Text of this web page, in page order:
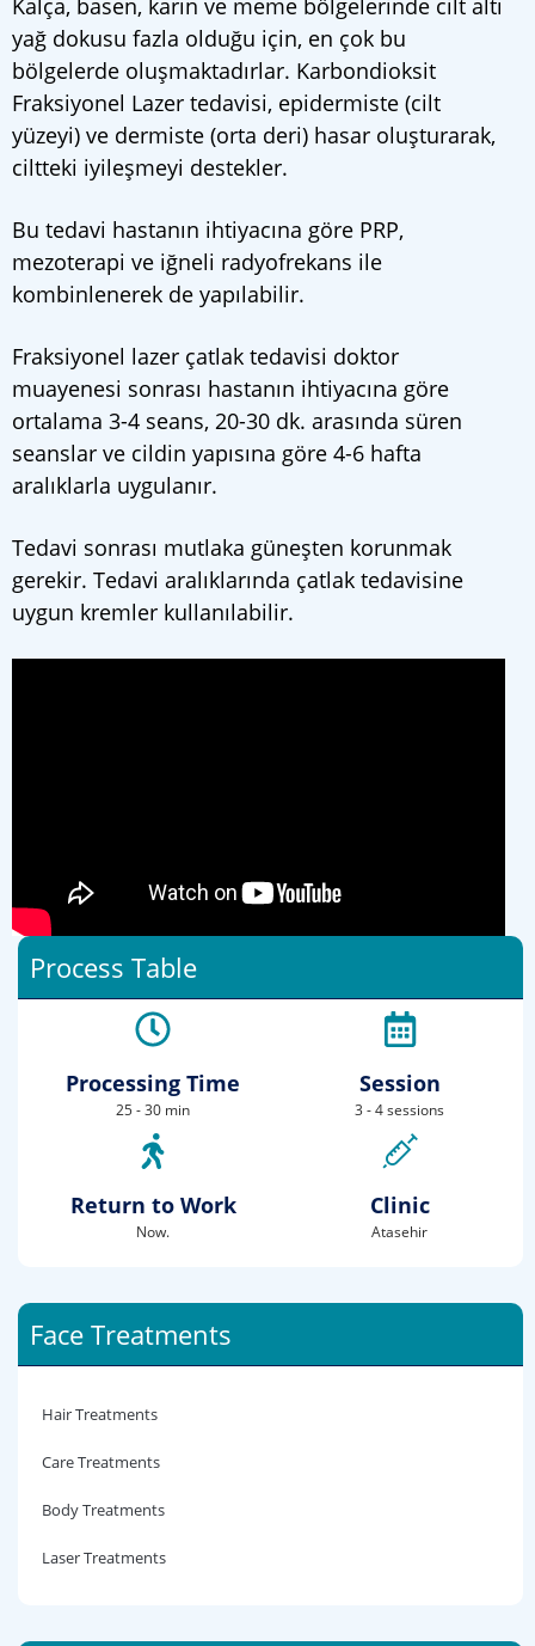
Kalça, basen, karın ve meme bölgelerinde cilt altı
yağ dokusu fazla olduğu için, en çok bu
bölgelerde oluşmaktadırlar. Karbondioksit
Fraksiyonel Lazer tedavisi, epidermiste (cilt
yüzeyi) ve dermiste (orta deri) hasar oluşturarak,
ciltteki iyileşmeyi destekler.
Bu tedavi hastanın ihtiyacına göre PRP,
mezoterapi ve iğneli radyofrekans ile
kombinlenerek de yapılabilir.
Fraksiyonel lazer çatlak tedavisi doktor
muayenesi sonrası hastanın ihtiyacına göre
ortalama 3-4 seans, 20-30 dk. arasında süren
seanslar ve cildin yapısına göre 4-6 hafta
aralıklarla uygulanır.
Tedavi sonrası mutlaka güneşten korunmak
gerekir. Tedavi aralıklarında çatlak tedavisine
uygun kremler kullanılabilir.
Process Table
Processing Time
25 - 30 min
Return to Work
Now.
Session
3 - 4 sessions
Clinic
Atasehir
Face Treatments
Hair Treatments
Care Treatments
Body Treatments
Laser Treatments